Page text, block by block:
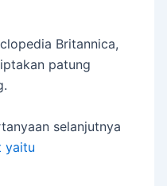
Britannica,
patung
selanjutnya
yaitu